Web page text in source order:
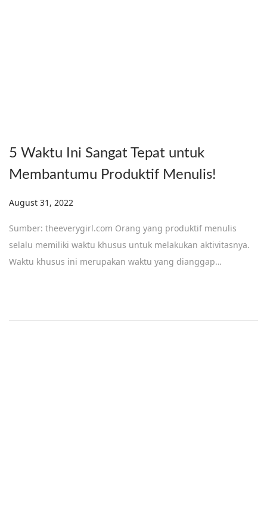
5 Waktu Ini Sangat Tepat untuk
Membantumu Produktif Menulis!
Posted on
August 31, 2022
Sumber: theeverygirl.com Orang yang produktif menulis
selalu memiliki waktu khusus untuk melakukan aktivitasnya.
Waktu khusus ini merupakan waktu yang dianggap…